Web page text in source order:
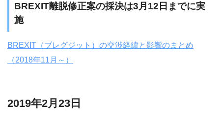
BREXIT離脱修正案の採決は3月12日までに実
施
BREXIT（ブレグジット）の交渉経緯と影響のまとめ
（2018年11月～）
2019年2月23日